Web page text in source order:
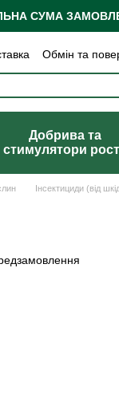
СУМА
Обмін та
конфіденційності
Добрива та
стимулятори
Інсектициди (від